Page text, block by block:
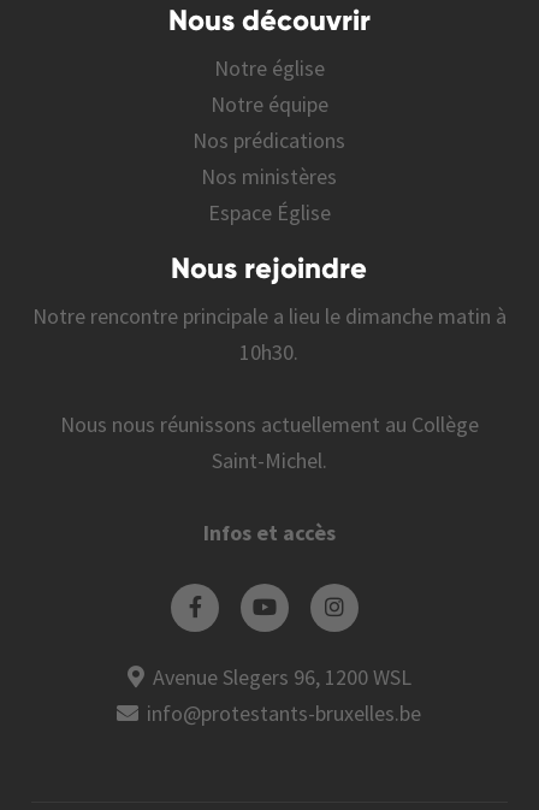
Nous découvrir
Notre église
Notre équipe
Nos prédications
Nos ministères
Espace Église
Nous rejoindre
Notre rencontre principale a lieu le dimanche matin à
10h30.
Nous nous réunissons actuellement au Collège
Saint-Michel.
Infos et accès
Avenue Slegers 96, 1200 WSL
info@protestants-bruxelles.be